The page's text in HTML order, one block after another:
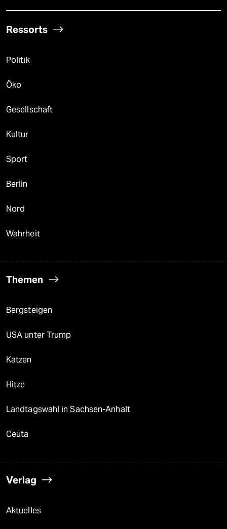
Ressorts
Politik
Öko
Gesellschaft
Kultur
Sport
Berlin
Nord
Wahrheit
Themen
Bergsteigen
USA unter Trump
Katzen
Hitze
Landtagswahl in Sachsen-Anhalt
Ceuta
Verlag
Aktuelles